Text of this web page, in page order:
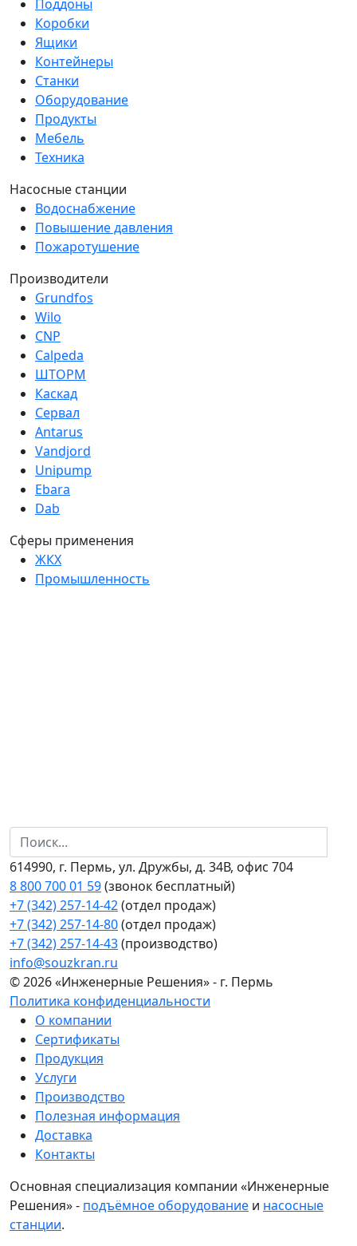
Поддоны
Коробки
Ящики
Контейнеры
Станки
Оборудование
Продукты
Мебель
Техника
Насосные станции
Водоснабжение
Повышение давления
Пожаротушение
Производители
Grundfos
Wilo
CNP
Calpeda
ШТОРМ
Каскад
Сервал
Antarus
Vandjord
Unipump
Ebara
Dab
Сферы применения
ЖКХ
Промышленность
614990, г. Пермь, ул. Дружбы, д. 34В, офис 704
8 800 700 01 59(звонок бесплатный)
+7 (342) 257-14-42(отдел продаж)
+7 (342) 257-14-80(отдел продаж)
+7 (342) 257-14-43(производство)
info@souzkran.ru
© 2026 «Инженерные Решения» - г. Пермь
Политика конфиденциальности
О компании
Сертификаты
Продукция
Услуги
Производство
Полезная информация
Доставка
Контакты
Основная специализация компании «Инженерные
Решения» - подъёмное оборудование и насосные
станции.